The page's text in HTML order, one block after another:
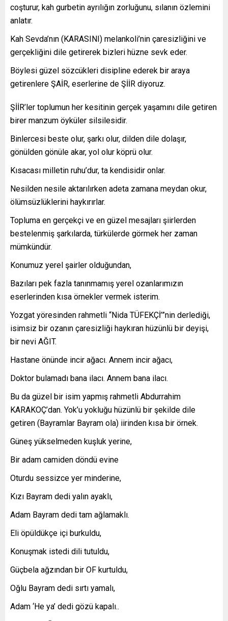
coşturur, kah gurbetin ayrılığın zorluğunu, sılanın özlemini
anlatır.
Kah Sevda’nın (KARASINI) melankoli’nin çaresizliğini ve
gerçekliğini dile getirerek bizleri hüzne sevk eder.
Böylesi güzel sözcükleri disipline ederek bir araya
getirenlere ŞAİR, eserlerine de ŞİİR diyoruz.
ŞİİR’ler toplumun her kesitinin gerçek yaşamını dile getiren
birer manzum öyküler silsilesidir.
Binlercesi beste olur, şarkı olur, dilden dile dolaşır,
gönülden gönüle akar, yol olur köprü olur.
Kısacası milletin ruhu’dur, ta kendisidir onlar.
Nesilden nesile aktarılırken adeta zamana meydan okur,
ölümsüzlüklerini haykırırlar.
Topluma en gerçekçi ve en güzel mesajları şiirlerden
bestelenmiş şarkılarda, türkülerde görmek her zaman
mümkündür.
Konumuz yerel şairler olduğundan,
Bazıları pek fazla tanınmamış yerel ozanlarımızın
eserlerinden kısa örnekler vermek isterim.
Yozgat yöresinden rahmetli “Nida TÜFEKÇİ’”nin derlediği,
isimsiz bir ozanın çaresizliği haykıran hüzünlü bir deyişi,
bir nevi AĞIT.
Hastane önünde incir ağacı. Annem incir ağacı,
Doktor bulamadı bana ilacı. Annem bana ilacı.
Bu da güzel bir isim yapmış rahmetli Abdurrahim
KARAKOÇ’dan. Yok’u yokluğu hüzünlü bir şekilde dile
getiren (Bayramlar Bayram ola) iirinden kısa bir örnek.
Güneş yükselmeden kuşluk yerine,
Bir adam camiden döndü evine
Oturdu sessizce yer minderine,
Kızı Bayram dedi yalın ayaklı,
Adam Bayram dedi tam ağlamaklı.
Eli öpüldükçe içi burkuldu,
Konuşmak istedi dili tutuldu,
Güçbela ağzından bir OF kurtuldu,
Oğlu Bayram dedi sırtı yamalı,
Adam ‘He ya’ dedi gözü kapalı..